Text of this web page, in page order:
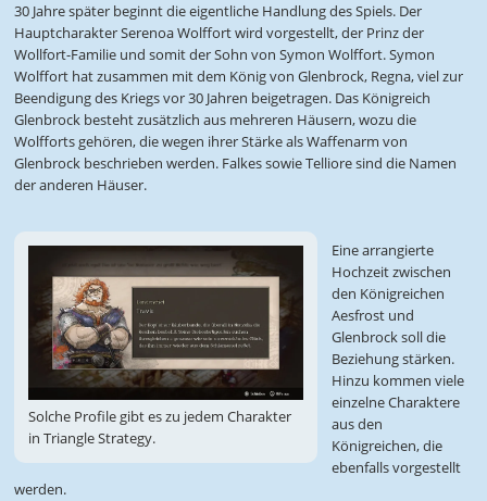
30 Jahre später beginnt die eigentliche Handlung des Spiels. Der
Hauptcharakter Serenoa Wolffort wird vorgestellt, der Prinz der
Wollfort-Familie und somit der Sohn von Symon Wolffort. Symon
Wolffort hat zusammen mit dem König von Glenbrock, Regna, viel zur
Beendigung des Kriegs vor 30 Jahren beigetragen. Das Königreich
Glenbrock besteht zusätzlich aus mehreren Häusern, wozu die
Wolfforts gehören, die wegen ihrer Stärke als Waffenarm von
Glenbrock beschrieben werden. Falkes sowie Telliore sind die Namen
der anderen Häuser.
Solche Profile gibt es zu jedem Charakter
in Triangle Strategy.
Eine arrangierte
Hochzeit zwischen
den Königreichen
Aesfrost und
Glenbrock soll die
Beziehung stärken.
Hinzu kommen viele
einzelne Charaktere
aus den
Königreichen, die
ebenfalls vorgestellt
werden.